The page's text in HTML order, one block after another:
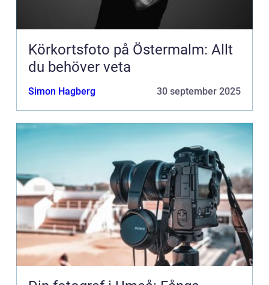
Körkortsfoto på Östermalm: Allt
du behöver veta
Simon Hagberg 30 september 2025